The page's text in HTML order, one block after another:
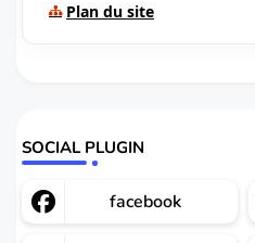
Plan du site
SOCIAL PLUGIN
facebook